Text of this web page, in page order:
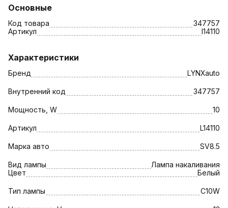
Основные
Код товара
347757
Артикул
l14110
Характеристики
Бренд LYNXauto
Внутренний код 347757
Мощность, W 10
Артикул L14110
Марка авто SV8.5
Вид лампы
Лампа накаливания
Цвет
Белый
Тип лампы C10W